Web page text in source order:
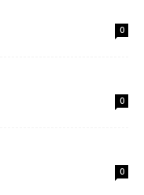
0
0
0